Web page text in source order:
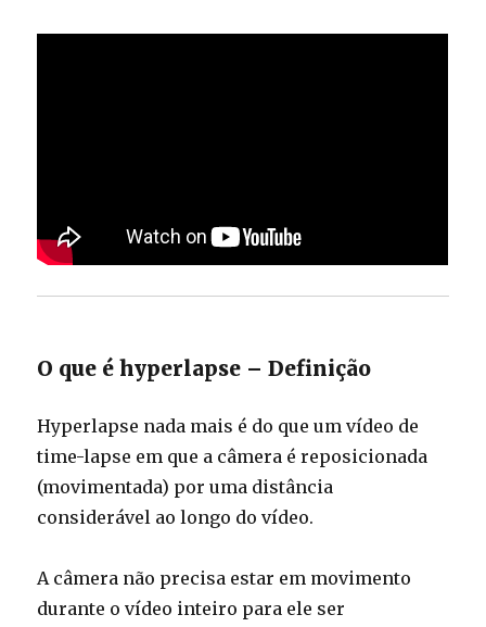
O que é hyperlapse – Definição
Hyperlapse nada mais é do que um vídeo de
time-lapse em que a câmera é reposicionada
(movimentada) por uma distância
considerável ao longo do vídeo.
A câmera não precisa estar em movimento
durante o vídeo inteiro para ele ser